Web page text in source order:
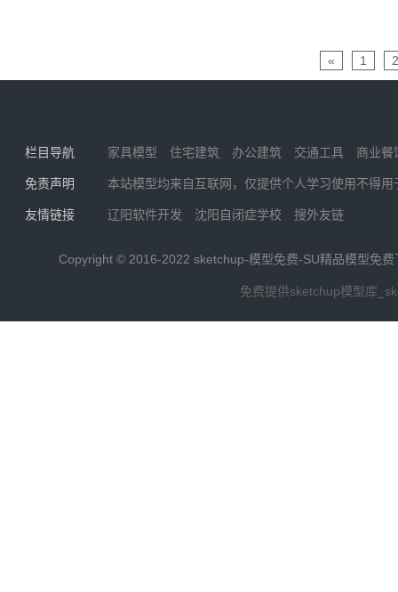
« 1 2
栏目导航 家具模型 住宅建筑 办公建筑 交通工具 商业餐
免责声明 本站模型均来自互联网，仅提供个人学习使用不得
友情链接 辽阳软件开发 沈阳自闭症学校 搜外友链
Copyright © 2016-2022 sketchup-模型免费-SU精品模型免
免费提供sketchup模型库